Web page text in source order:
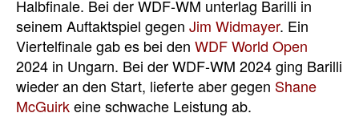
Halbfinale. Bei der WDF-WM unterlag Barilli in
seinem Auftaktspiel gegen Jim Widmayer. Ein
Viertelfinale gab es bei den WDF World Open
2024 in Ungarn. Bei der WDF-WM 2024 ging Barilli
wieder an den Start, lieferte aber gegen Shane
McGuirkeine schwache Leistung ab.